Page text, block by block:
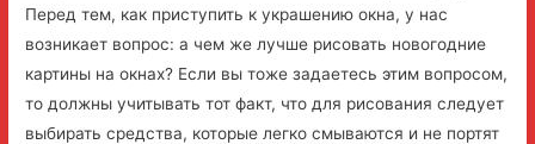
Перед тем, как приступить к украшению окна, у нас
возникает вопрос: а чем же лучше рисовать новогодние
картины на окнах? Если вы тоже задаетесь этим вопросом,
то должны учитывать тот факт, что для рисования следует
выбирать средства, которые легко смываются и не портят